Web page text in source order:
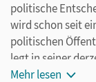
politische
wird schon seit
politischen
legt in seiner
18 Jahre fest.
Mehr lesen